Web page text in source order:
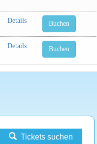
Details Buchen
Details Buchen
Tickets suchen